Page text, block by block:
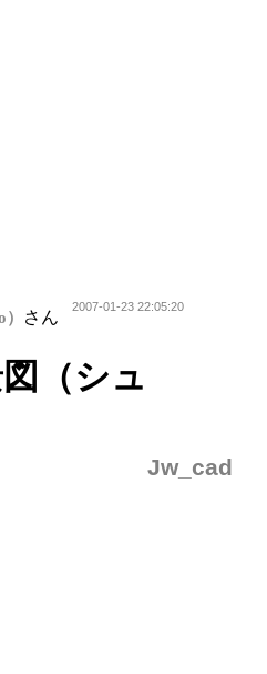
さん
2007-01-23 22:05:20
（シュ
Jw_cad